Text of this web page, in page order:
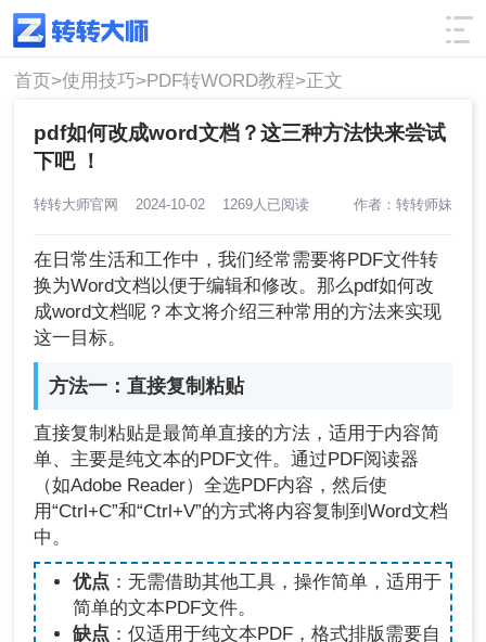
使用技巧 筛选
首页>使用技巧>PDF转WORD教程>正文
pdf如何改成word文档？这三种方法快来尝试
下吧 ！
转转大师官网 2024-10-02 1269人已阅读 作者：转转师妹
在日常生活和工作中，我们经常需要将PDF文件转
换为Word文档以便于编辑和修改。那么pdf如何改
成word文档呢？本文将介绍三种常用的方法来实现
这一目标。
方法一：直接复制粘贴
直接复制粘贴是最简单直接的方法，适用于内容简
单、主要是纯文本的PDF文件。通过PDF阅读器
（如Adobe Reader）全选PDF内容，然后使
用“Ctrl+C”和“Ctrl+V”的方式将内容复制到Word文档
中。
优点 ：无需借助其他工具，操作简单，适用于
简单的文本PDF文件。
缺点 ：仅适用于纯文本PDF，格式排版需要自